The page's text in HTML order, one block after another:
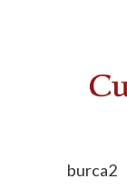
burca2